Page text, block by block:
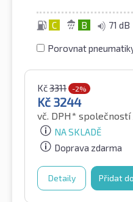
C B 71 dB
Porovnat
Kč3311 -2%
Kč 3244
vč. DPH* společností
NA SKLADĚ
Doprava zdarma
Detaily Přidat